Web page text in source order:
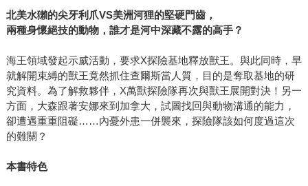
北美水獺的尖牙利爪VS美洲河狸的堅硬門齒，
兩種身懷絕技的動物，誰才是河中深藏不露的高手？
海王領域發起示威活動，要求X探險基地釋放獸王。與此同時，早
就解開束縛的獸王竟然抓住查爾斯當人質，目的是奪取基地的研
究資料。為了解救夥伴，X萬獸探險隊再次與獸王展開對決！另一
方面，大森跟著安娜來到加拿大，試圖找回與動物溝通的能力，
卻遭遇重重阻礙……內憂外患一併襲來，探險隊該如何度過這次
的難關？
本書特色